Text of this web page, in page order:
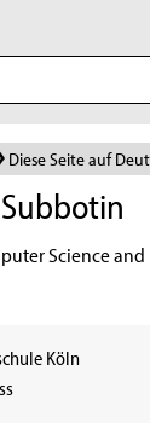
Diese Seite auf
Science
Köln